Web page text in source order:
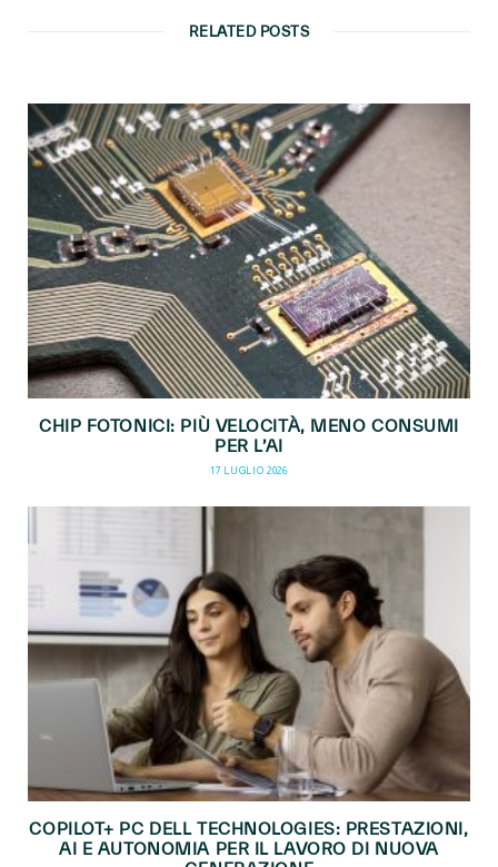
RELATED POSTS
CHIP FOTONICI: PIÙ VELOCITÀ, MENO CONSUMI
PER L’AI
17 LUGLIO 2026
COPILOT+ PC DELL TECHNOLOGIES: PRESTAZIONI,
AI E AUTONOMIA PER IL LAVORO DI NUOVA